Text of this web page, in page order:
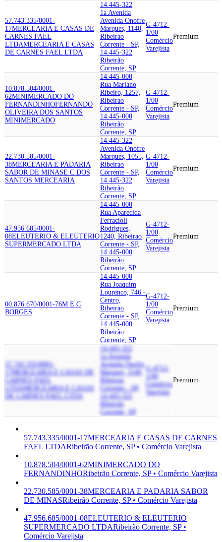
57.743.335/0001-
17MERCEARIA E CASAS DE
CARNES FAEL
LTDAMERCEARIA E CASAS
DE CARNES FAEL LTDA
14.445-322
1a Avenida
Avenida Onofre
Marques, 1140,
Ribeirao
Corrente - SP,
14.445-322
Ribeirão
Corrente, SP
G-4712-
1/00
Comércio
Varejista
Premium
10.878.504/0001-
62MINIMERCADO DO
FERNANDINHOFERNANDO
OLIVEIRA DOS SANTOS
MINIMERCADO
14.445-000
Rua Mariano
Ribeiro, 1257,
Ribeirao
Corrente - SP,
14.445-000
Ribeirão
Corrente, SP
G-4712-
1/00
Comércio
Varejista
Premium
22.730.585/0001-
38MERCEARIA E PADARIA
SABOR DE MINASE C DOS
SANTOS MERCEARIA
14.445-322
Avenida Onofre
Marques, 1055,
Ribeirao
Corrente - SP,
14.445-322
Ribeirão
Corrente, SP
G-4712-
1/00
Comércio
Varejista
Premium
47.956.685/0001-
08ELEUTERIO & ELEUTERIO
SUPERMERCADO LTDA
14.445-000
Rua Aparecida
Ferracioli
Rodrigues,
1240, Ribeirao
Corrente - SP,
14.445-000
Ribeirão
Corrente, SP
G-4712-
1/00
Comércio
Varejista
Premium
00.876.670/0001-76M E C
BORGES
14.445-000
Rua Joaquim
Lourenco, 746 -
Centro,
Ribeirao
Corrente - SP,
14.445-000
Ribeirão
Corrente, SP
G-4712-
1/00
Comércio
Varejista
Premium
57.743.335/0001-
MERCEARIA E CASAS DE
CARNES FAEL
LTDAMERCEARIA E CASAS
DE CARNES FAEL LTDA
14.445-322
1a Avenida
Avenida Onofre
Marques, 1140,
Ribeirao
Corrente - SP,
14.445-322
Ribeirão
Corrente, SP
G-4712-
1/00
Comércio
Varejista
Premium
57.743.335/0001-17MERCEARIA E CASAS DE CARNES
FAEL LTDARibeirão Corrente, SP • Comércio Varejista
10.878.504/0001-62MINIMERCADO DO
FERNANDINHORibeirão Corrente, SP • Comércio Varejista
22.730.585/0001-38MERCEARIA E PADARIA SABOR
DE MINASRibeirão Corrente, SP • Comércio Varejista
47.956.685/0001-08ELEUTERIO & ELEUTERIO
SUPERMERCADO LTDARibeirão Corrente, SP •
Comércio Varejista